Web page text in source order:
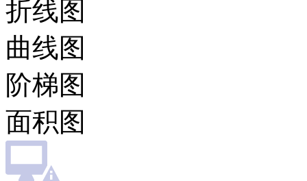
折线图
曲线图
阶梯图
面积图